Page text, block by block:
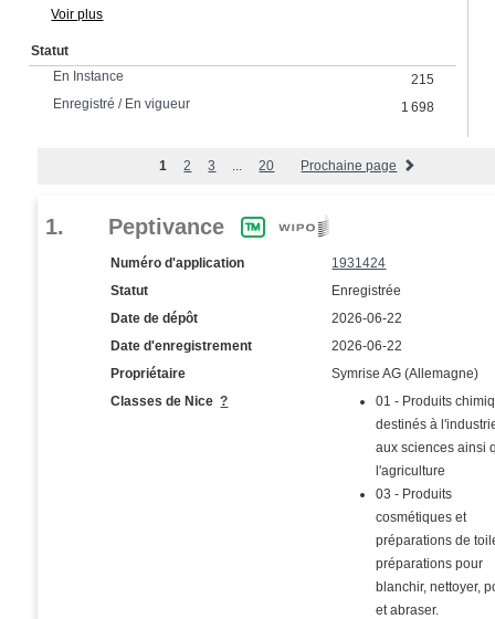
Voir plus
Statut
En Instance
215
Enregistré / En vigueur
1 698
1 2 3 ...20 Prochaine page
1. Peptivance
Numéro d'application
1931424
Statut
Enregistrée
Date de dépôt
2026-06-22
Date d'enregistrement
2026-06-22
Propriétaire
Symrise AG (Allemagne)
Classes de Nice?
01 - Produits
destinés à
aux sciences ainsi
l'agriculture
03 - Produits
cosmétiques et
préparations de
préparations pour
blanchir, nettoyer,
et abraser.